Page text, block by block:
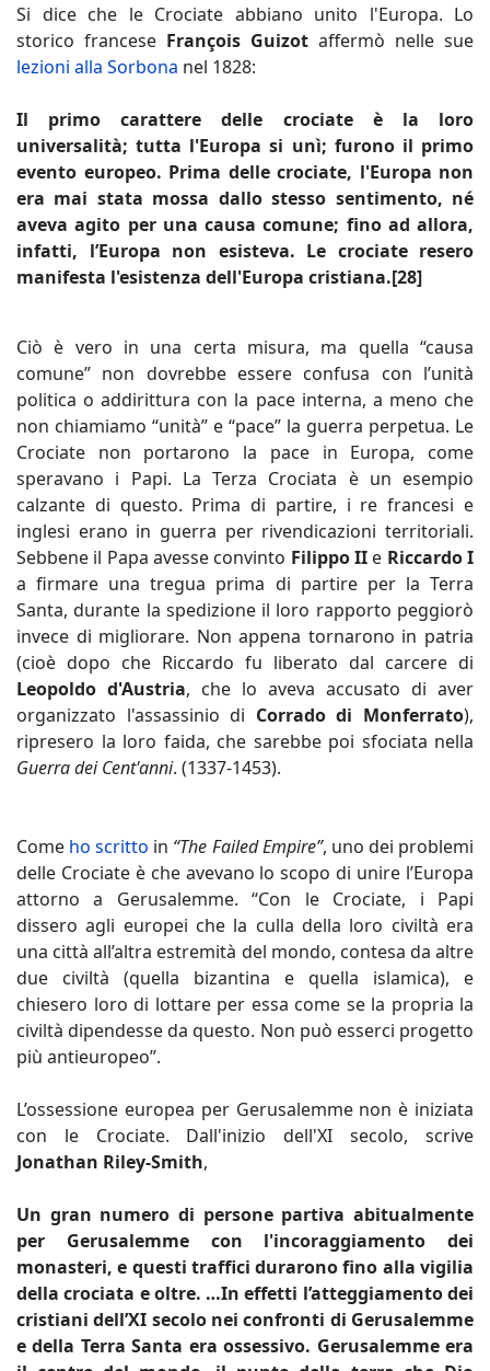
Si dice che le Crociate abbiano unito l'Europa. Lo
storico francese François Guizot affermò nelle sue
lezioni alla Sorbona nel 1828:
Il primo carattere delle crociate è la loro
universalità; tutta l'Europa si unì; furono il primo
evento europeo. Prima delle crociate, l'Europa non
era mai stata mossa dallo stesso sentimento, né
aveva agito per una causa comune; fino ad allora,
infatti, l’Europa non esisteva. Le crociate resero
manifesta l'esistenza dell'Europa cristiana.[28]
Ciò è vero in una certa misura, ma quella “causa
comune” non dovrebbe essere confusa con l’unità
politica o addirittura con la pace interna, a meno che
non chiamiamo “unità” e “pace” la guerra perpetua. Le
Crociate non portarono la pace in Europa, come
speravano i Papi. La Terza Crociata è un esempio
calzante di questo. Prima di partire, i re francesi e
inglesi erano in guerra per rivendicazioni territoriali.
Sebbene il Papa avesse convinto Filippo II e Riccardo I
a firmare una tregua prima di partire per la Terra
Santa, durante la spedizione il loro rapporto peggiorò
invece di migliorare. Non appena tornarono in patria
(cioè dopo che Riccardo fu liberato dal carcere di
Leopoldo d'Austria, che lo aveva accusato di aver
organizzato l'assassinio di Corrado di Monferrato),
ripresero la loro faida, che sarebbe poi sfociata nella
Guerra dei Cent'anni. (1337-1453).
Come ho scritto in “The Failed Empire”, uno dei problemi
delle Crociate è che avevano lo scopo di unire l’Europa
attorno a Gerusalemme. “Con le Crociate, i Papi
dissero agli europei che la culla della loro civiltà era
una città all’altra estremità del mondo, contesa da altre
due civiltà (quella bizantina e quella islamica), e
chiesero loro di lottare per essa come se la propria la
civiltà dipendesse da questo. Non può esserci progetto
più antieuropeo”.
L’ossessione europea per Gerusalemme non è iniziata
con le Crociate. Dall'inizio dell'XI secolo, scrive
Jonathan Riley-Smith,
Un gran numero di persone partiva abitualmente
per Gerusalemme con l'incoraggiamento dei
monasteri, e questi traffici durarono fino alla vigilia
della crociata e oltre. …In effetti l’atteggiamento dei
cristiani dell’XI secolo nei confronti di Gerusalemme
e della Terra Santa era ossessivo. Gerusalemme era